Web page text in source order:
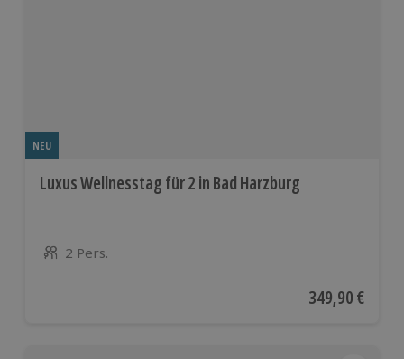
NEU
Luxus Wellnesstag für 2 in Bad Harzburg
Anzahl der Teilnehmer
2 Pers.
Aktueller Preis
349,90 €